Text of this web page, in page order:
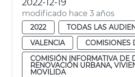
2022-12-19
modificado hace 3 años
2022
TODAS LAS
VALENCIA
COMISIONES
COMISIÓN INFORMATIVA DE
RENOVACIÓN URBANA,
MOVILIDA